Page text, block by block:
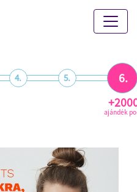
4. 5.
6.
ajándék